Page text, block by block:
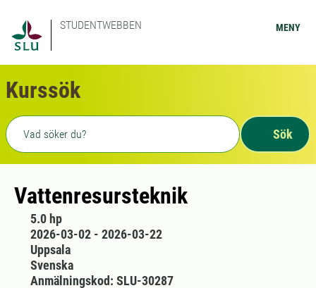
STUDENTWEBBEN MENY
Kurssök
Fritext sökning
Sök
Vattenresursteknik
5.0 hp
2026-03-02 - 2026-03-22
Uppsala
Svenska
Anmälningskod: SLU-30287